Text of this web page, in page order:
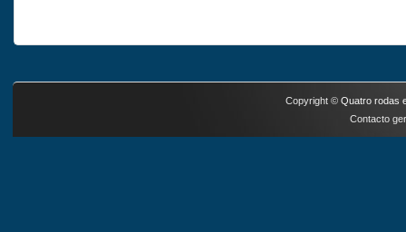
Copyright © Quatro rodas
Contacto